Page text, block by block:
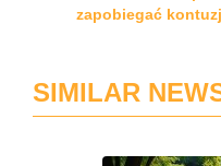
zapobiegać
SIMILAR